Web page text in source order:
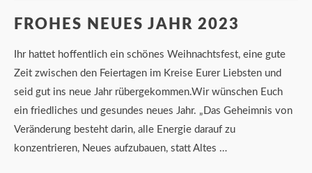
FROHES NEUES JAHR 2023
Ihr hattet hoffentlich ein schönes Weihnachtsfest, eine gute
Zeit zwischen den Feiertagen im Kreise Eurer Liebsten und
seid gut ins neue Jahr rübergekommen.Wir wünschen Euch
ein friedliches und gesundes neues Jahr. „Das Geheimnis von
Veränderung besteht darin, alle Energie darauf zu
konzentrieren, Neues aufzubauen, statt Altes …